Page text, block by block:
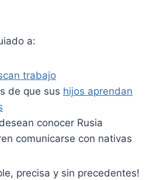
a:
trabajo
de que sus hijos aprendan
conocer Rusia
comunicarse con nativas
precisa y sin precedentes!